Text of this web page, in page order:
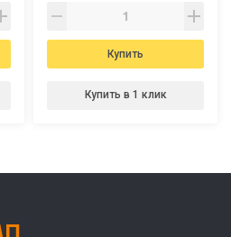
Купить
Купить в 1 клик